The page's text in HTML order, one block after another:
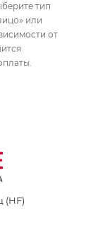
тип
или
от
(HF)